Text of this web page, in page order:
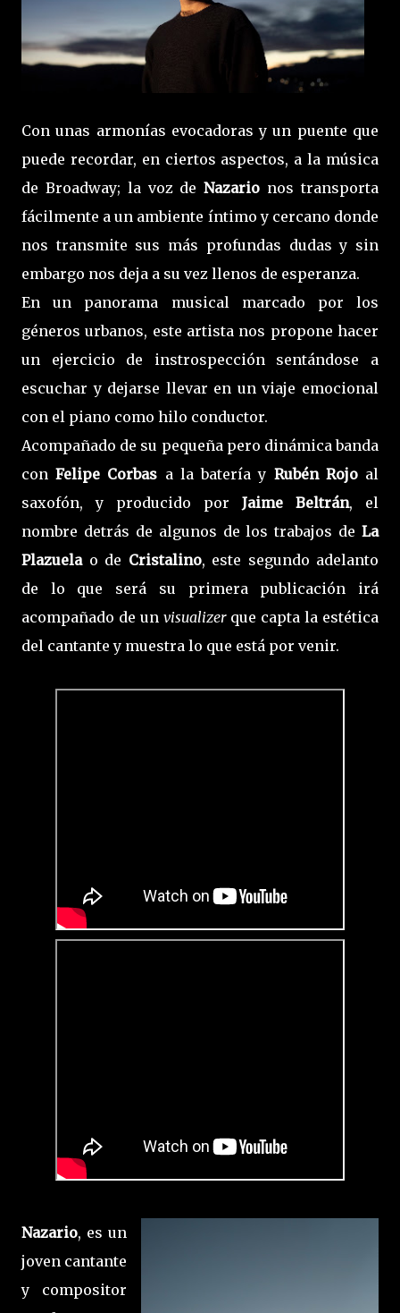
Con unas armonías evocadoras y un puente que
puede recordar, en ciertos aspectos, a la música
de Broadway; la voz deNazario nos transporta
fácilmente a un ambiente íntimo y cercano donde
nos transmite sus más profundas dudas y sin
embargo nos deja a su vez llenos de esperanza.
En un panorama musical marcado por los
géneros urbanos, este artista nos propone hacer
un ejercicio de instrospección sentándose a
escuchar y dejarse llevar en un viaje emocional
con el piano como hilo conductor.
Acompañado de su pequeña pero dinámica banda
conFelipe Corbas a la batería y Rubén Rojoal
saxofón, y producido por Jaime Beltrán, el
nombre detrás de algunos de los trabajos de La
Plazuela o de Cristalino, este segundo adelanto
de lo que será su primera publicación irá
acompañado de un visualizerque capta la estética
del cantante y muestra lo que está por venir.
Nazario, es un
joven cantante
y compositor